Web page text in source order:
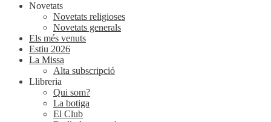
Novetats
Novetats religioses
Novetats generals
Els més venuts
Estiu 2026
La Missa
Alta subscripció
Llibreria
Qui som?
La botiga
El Club